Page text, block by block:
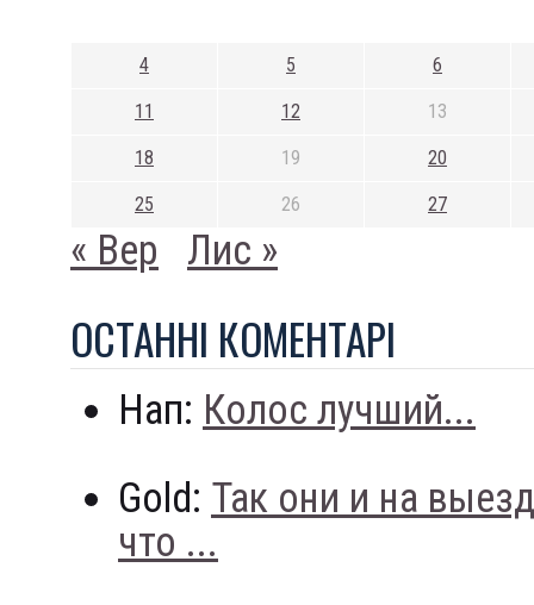
4 5 6
11 12 13
18 19 20
25 26 27
« Вер Лис »
ОСТАННI КОМЕНТАРI
Нап: Колос лучший...
Gold: Так они и на
что ...